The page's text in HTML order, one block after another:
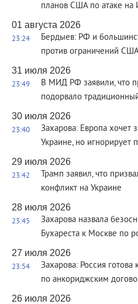
планов США по атаке на
01 августа 2026
23:24
Бердыев: РФ и
против ограничений
31 июля 2026
23:49
В МИД РФ заявили, что
подорвало
30 июля 2026
23:40
Захарова: Европа хочет
Украине, но игнорирует
29 июля 2026
23:42
Трамп заявил, что
конфликт на Украине
28 июля 2026
23:45
Захарова назвала
Бухареста к Москве по
27 июля 2026
23:54
Захарова: Россия готова
по анкориджским
26 июля 2026